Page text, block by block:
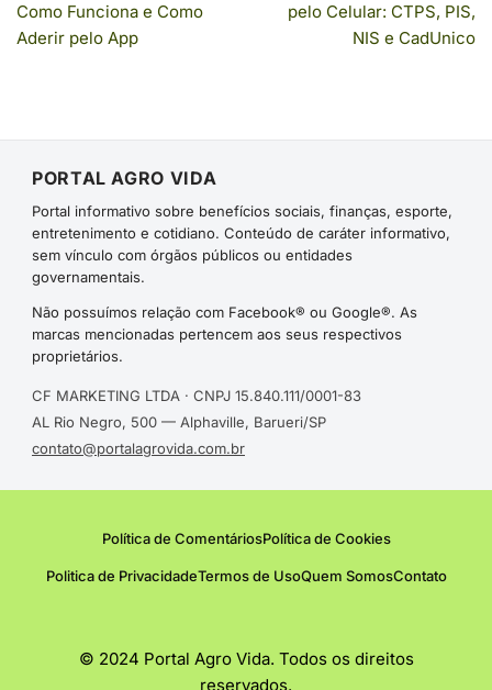
Como Funciona e Como
Aderir pelo App
pelo Celular: CTPS, PIS,
NIS e CadUnico
PORTAL AGRO VIDA
Portal informativo sobre benefícios sociais, finanças, esporte,
entretenimento e cotidiano. Conteúdo de caráter informativo,
sem vínculo com órgãos públicos ou entidades
governamentais.
Não possuímos relação com Facebook® ou Google®. As
marcas mencionadas pertencem aos seus respectivos
proprietários.
CF MARKETING LTDA · CNPJ 15.840.111/0001-83
AL Rio Negro, 500 — Alphaville, Barueri/SP
contato@portalagrovida.com.br
Política de ComentáriosPolítica de Cookies
Politica de PrivacidadeTermos de UsoQuem SomosContato
© 2024 Portal Agro Vida. Todos os direitos
reservados.